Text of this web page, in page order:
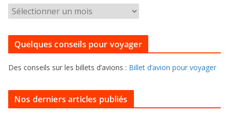
g
e
s
o
u
o
l
Quelques conseils pour voyager
Des conseils sur les billets d’avions : Billet d’avion pour voyager
Nos derniers articles publiés